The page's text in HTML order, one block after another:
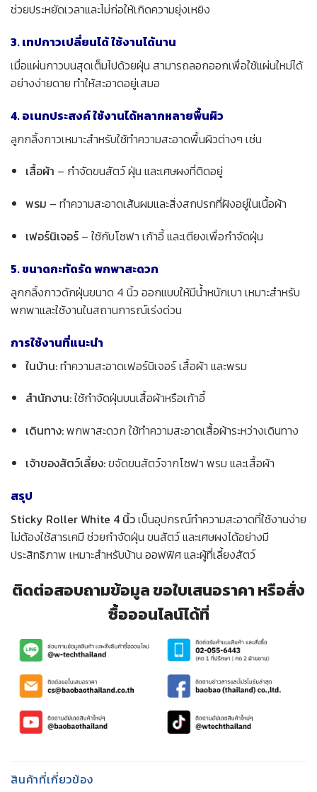
ช่วยประหยัดเวลาและไม่ก่อให้เกิดความยุ่งเหยิง
3. เทปกาวเปลี่ยนได้ ใช้งานได้นาน
เมื่อแผ่นกาวบนสุดเต็มไปด้วยฝุ่น สามารถลอกออกเพื่อใช้แผ่นใหม่ได้
อย่างง่ายดาย ทำให้สะอาดอยู่เสมอ
4. อเนกประสงค์ ใช้งานได้หลากหลายพื้นผิว
ลูกกลิ้งกาวเหมาะสำหรับใช้ทำความสะอาดพื้นผิวต่างๆ เช่น
เสื้อผ้า – กำจัดขนสัตว์ ฝุ่น และเศษผงที่ติดอยู่
พรม – ทำความสะอาดเส้นผมและสิ่งสกปรกที่ฝังอยู่ในเนื้อผ้า
เฟอร์นิเจอร์– ใช้กับโซฟา เก้าอี้ และเตียงเพื่อกำจัดฝุ่น
5. ขนาดกะทัดรัด พกพาสะดวก
ลูกกลิ้งกาวดักฝุ่นขนาด 4 นิ้ว ออกแบบให้มีน้ำหนักเบา เหมาะสำหรับ
พกพาและใช้งานในสถานการณ์เร่งด่วน
การใช้งานที่แนะนำ
ในบ้าน:ทำความสะอาดเฟอร์นิเจอร์ เสื้อผ้า และพรม
สำนักงาน:ใช้กำจัดฝุ่นบนเสื้อผ้าหรือเก้าอี้
เดินทาง:พกพาสะดวก ใช้ทำความสะอาดเสื้อผ้าระหว่างเดินทาง
เจ้าของสัตว์เลี้ยง:ขจัดขนสัตว์จากโซฟา พรม และเสื้อผ้า
สรุป
Sticky Roller White 4 นิ้วเป็นอุปกรณ์ทำความสะอาดที่ใช้งานง่าย
ไม่ต้องใช้สารเคมี ช่วยกำจัดฝุ่น ขนสัตว์ และเศษผงได้อย่างมี
ประสิทธิภาพ เหมาะสำหรับบ้าน ออฟฟิศ และผู้ที่เลี้ยงสัตว์
ติดต่อสอบถามข้อมูล ขอใบเสนอราคา หรือสั่ง
ซื้อออนไลน์ได้ที่
สินค้าที่เกี่ยวข้อง